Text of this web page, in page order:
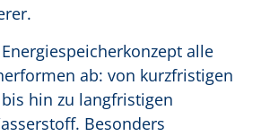
alle
ab: von kurzfristigen
hin zu langfristigen
Besonders